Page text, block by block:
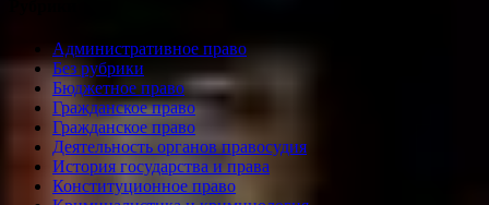
Административное право
Без рубрики
Бюджетное право
Гражданское право
Гражданское право
Деятельность органов правосудия
История государства и права
Конституционное право